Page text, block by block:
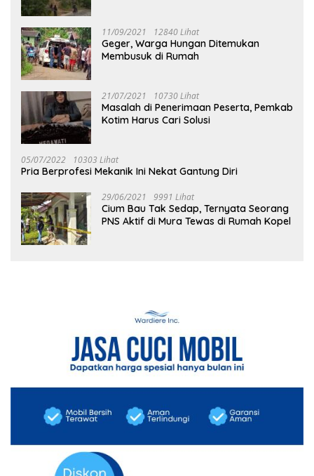
11/09/2021 12840 Lihat
Geger, Warga Hungan Ditemukan
Membusuk di Rumah
21/07/2021 10730 Lihat
Masalah di Penerimaan Peserta, Pemkab
Kotim Harus Cari Solusi
05/07/2022 10303 Lihat
Pria Berprofesi Mekanik Ini Nekat Gantung Diri
29/06/2021 9991 Lihat
Cium Bau Tak Sedap, Ternyata Seorang
PNS Aktif di Mura Tewas di Rumah Kopel